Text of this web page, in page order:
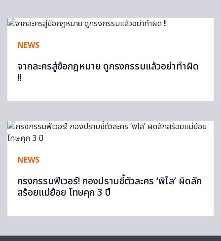
NEWS
จากละครสู่ข้อกฎหมาย ดูกรงกรรมแล้วอย่าทำผิด
!!
NEWS
กรงกรรมฟีเวอร์! กองปราบชี้ตัวละคร ‘พิไล’ ผิดลัก
สร้อยแม่ย้อย โทษคุก 3 ปี